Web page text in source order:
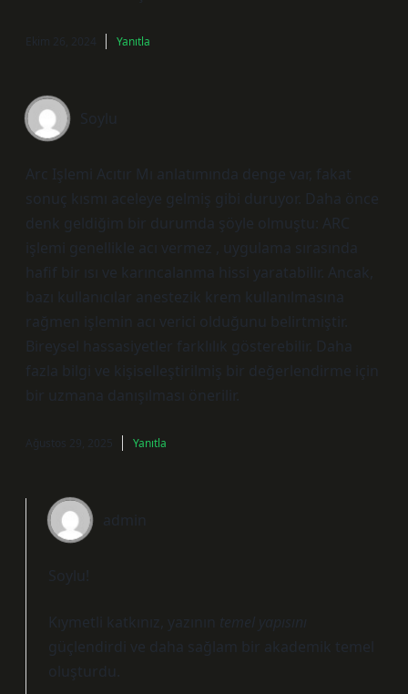
Ekim 26, 2024 Yanıtla
Soylu
Arc Işlemi Acıtır Mı anlatımında denge var, fakat
sonuç kısmı aceleye gelmiş gibi duruyor. Daha önce
denk geldiğim bir durumda şöyle olmuştu: ARC
işlemi genellikle acı vermez , uygulama sırasında
hafif bir ısı ve karıncalanma hissi yaratabilir. Ancak,
bazı kullanıcılar anestezik krem kullanılmasına
rağmen işlemin acı verici olduğunu belirtmiştir.
Bireysel hassasiyetler farklılık gösterebilir. Daha
fazla bilgi ve kişiselleştirilmiş bir değerlendirme için
bir uzmana danışılması önerilir.
Ağustos 29, 2025 Yanıtla
admin
Soylu!
Kıymetli katkınız, yazının temel yapısını
güçlendirdi ve daha sağlam bir akademik temel
oluşturdu.